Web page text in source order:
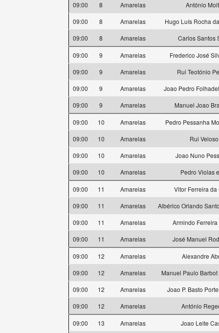
09:00
8 Amarelas
António
09:00
8 Amarelas
Hugo Luís Rocha
09:00
8 Amarelas Carlos Santos
09:00 9 Amarelas
Frederico José
09:00
9 Amarelas
Rui Teotónio
09:00
9 Amarelas
Joao Pedro
09:00
9 Amarelas Manuel Joao
09:00 10 Amarelas
Pedro Pessanha
09:00
10 Amarelas
Rui Veloso
09:00
10 Amarelas
Joao Nuno
09:00
10 Amarelas Pedro Violas
09:00 11 Amarelas
Vitor Ferreira da
09:00
11 Amarelas
Albérico Orlando
09:00
11 Amarelas
Armindo Ferreira
09:00
11 Amarelas José Manuel
09:00 12 Amarelas
Alexandre
09:00
12 Amarelas
Manuel Paulo
09:00
12 Amarelas
Joao P. Basto
09:00
12 Amarelas António
09:00 13 Amarelas
Joao Leite